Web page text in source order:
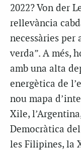
2022? Von der
rellevància
necessàries per
verda”. A més,
amb una alta
energètica de
nou mapa
Xile,
Democràtica
les Filipines, la